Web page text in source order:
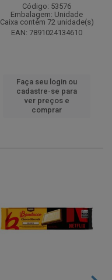
Código: 53576
Embalagem: Unidade
Caixa contém 72 unidade(s)
EAN: 7891024134610
Faça seu login ou
cadastre-se para
ver preços e
comprar